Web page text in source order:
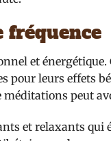
fréquence
et énergétique.
pour leurs effets
méditations peut
et relaxants